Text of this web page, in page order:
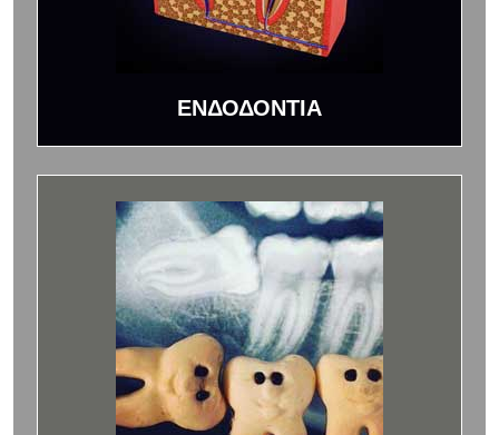
ΕΝΔΟΔΟΝΤΙΑ